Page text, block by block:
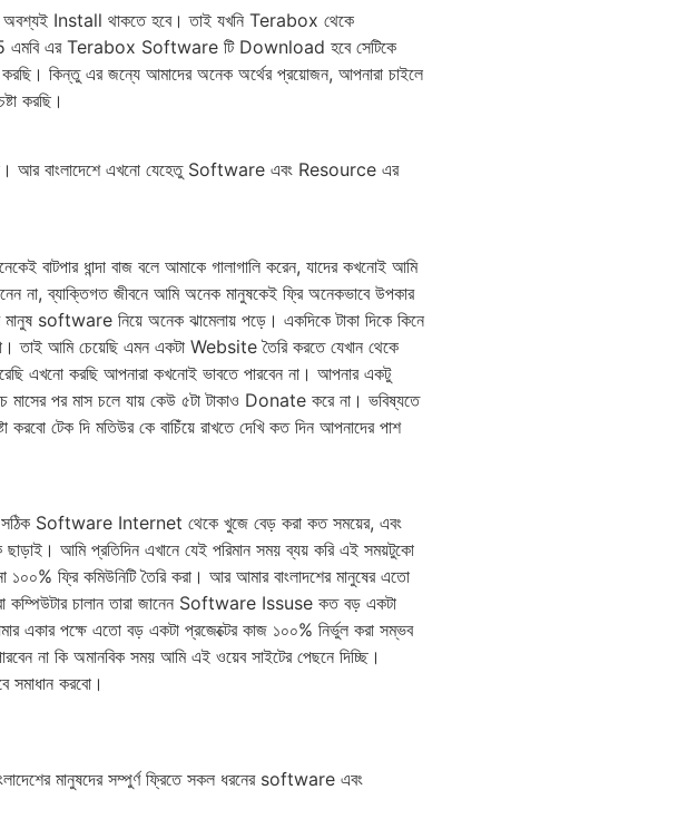
Install থাকতে হবে। তাই যখনি Terabox থেকে
এমবি এর Terabox Software টি Download হবে সেটিকে
করছি। কিন্তু এর জন্যে আমাদের অনেক অর্থের প্রয়োজন, আপনারা চাইলে
করছি।
আর বাংলাদেশে এখনো যেহেতু Software এবং Resource এর
বাটপার ধান্দা বাজ বলে আমাকে গালাগালি করেন, যাদের কখনোই আমি
না, ব্যাক্তিগত জীবনে আমি অনেক মানুষকেই ফ্রি অনেকভাবে উপকার
software নিয়ে অনেক ঝামেলায় পড়ে। একদিকে টাকা দিকে কিনে
আমি চেয়েছি এমন একটা Website তৈরি করতে যেখান থেকে
এখনো করছি আপনারা কখনোই ভাবতে পারবেন না। আপনার একটু
পর মাস চলে যায় কেউ ৫টা টাকাও Donate করে না। ভবিষ্যতে
টেক দি মতিউর কে বাচিঁয়ে রাখতে দেখি কত দিন আপনাদের পাশ
সঠিক Software Internet থেকে খুজে বেড় করা কত সময়ের, এবং
ছাড়াই। আমি প্রতিদিন এখানে যেই পরিমান সময় ব্যয় করি এই সময়টুকো
১০০% ফ্রি কমিউনিটি তৈরি করা। আর আমার বাংলাদশের মানুষের এতো
চালান তারা জানেন Software Issuse কত বড় একটা
একার পক্ষে এতো বড় একটা প্রজেক্টের কাজ ১০০% নির্ভুল করা সম্ভব
না কি অমানবিক সময় আমি এই ওয়েব সাইটের পেছনে দিচ্ছি।
সমাধান করবো।
মানুষদের সম্পুর্ণ ফ্রিতে সকল ধরনের software এবং